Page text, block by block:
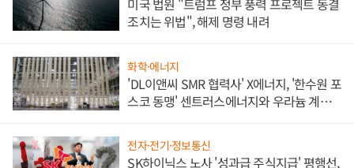
미국 법원 "트럼프 정부 풍력 프로젝트 동결
조치는 위법", 해제 명령 내려
화학·에너지
'DL이앤씨 SMR 협력사' X에너지, '한수원 포
스코 동맹' 센트러스에너지와 우라늄 계약
전자·전기·정보통신
SK하이닉스 노사 '성과급 주식지급' 평행선,